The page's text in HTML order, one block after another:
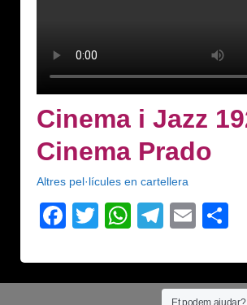
Cinema i Jazz
Cinema Prado
Altres pel·lícules en cartellera
Facebook
TwitterWhatsApp
Email
Et podem ajudar?